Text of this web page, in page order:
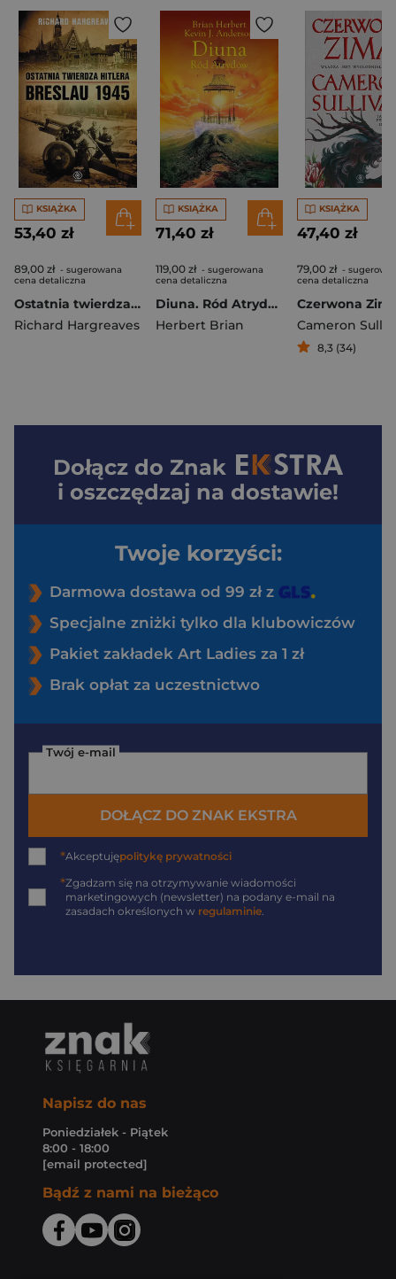
KSIĄŻKA
53,40 zł
89,00 zł - sugerowana
cena detaliczna
Ostatnia twierdza Hitlera. Breslau 1945
Richard Hargreaves
KSIĄŻKA
71,40 zł
119,00 zł - sugerowana
cena detaliczna
Diuna. Ród Atrydów
Herbert Brian
KSIĄŻKA
47,40 zł
79,00 zł -
cena detaliczna
Czerwona
Cameron
8,3 (34)
Dołącz do Znak
i oszczędzaj na dostawie!
Twoje korzyści:
Darmowa dostawa od 99 zł z
Specjalne zniżki tylko dla klubowiczów
Pakiet zakładek Art Ladies za 1 zł
Brak opłat za uczestnictwo
Twój e-mail
DOŁĄCZ DO ZNAK EKSTRA
*Akceptujępolitykę prywatności
*Zgadzam się na otrzymywanie wiadomości
marketingowych (newsletter) na podany e-mail na
zasadach określonych w regulaminie
Napisz do nas
Poniedziałek - Piątek
8:00 - 18:00
[email protected]
Bądź z nami na bieżąco